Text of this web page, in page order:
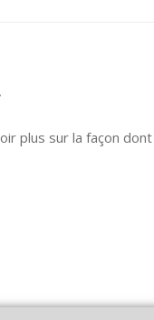
plus sur la façon